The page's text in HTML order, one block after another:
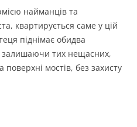
найманців та
квартирується саме у цій
піднімає обидва
залишаючи тих нещасних,
мостів, без захисту